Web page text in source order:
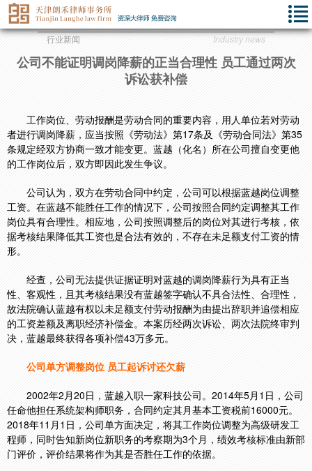
行业新闻 Industry news
公司不能证明调岗降薪的正当合理性 员工通过两次
诉讼获补偿
工作岗位、劳动报酬是劳动合同的重要内容，用人单位若对劳动
者进行调岗降薪，应当按照《劳动法》第17条及《劳动合同法》第35
条规定经双方协商一致才能变更。蓝越（化名）所在公司擅自变更他
的工作岗位后，双方即因此发生争议。
公司认为，双方在劳动合同中约定，公司可以根据蓝越岗位调整
工资。在蓝越不能胜任工作的情况下，公司按照合同约定调整其工作
岗位具有合理性。相应地，公司按照调整后的岗位对其进行考核，依
据考核结果降低其工资也是合法有效的，不存在未足额支付工资的情
形。
经查，公司无法提供证据证明对蓝越的调岗降薪行为具有正当
性、客观性，且其考核结果没有蓝越签字确认不具合法性、合理性，
故法院确认蓝越有权以未足额支付劳动报酬为由提出辞职并追偿相应
的工资差额及离职经济补偿金。本案历经两次诉讼、两次法院终审判
决，蓝越最终获得各项补偿43万多元。
公司单方调整岗位 员工起诉讨还欠薪
2002年2月20日，蓝越入职一家科技公司。2014年5月1日，公司
任命他担任系统架构师职务，合同约定其月基本工资税前16000元。
2018年11月1日，公司单方面决定，将其工作岗位调整为高级研发工
程师，同时告知新岗位新职务的考察期为3个月，绩效考核标准由新部
门评价，评价结果将作为其是否胜任工作的依据。